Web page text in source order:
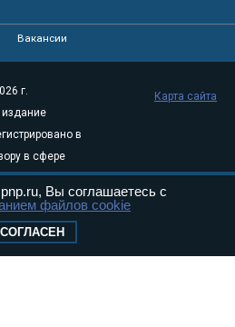
Вакансии
г.
издание
в
в сфере
и
05
Эл № ФС77-
Карта сайта
Вы соглашаетесь с
файлов cookie
СОГЛАСЕН